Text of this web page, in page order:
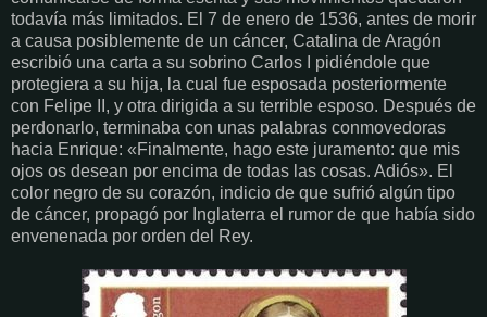
todavía más limitados. El 7 de enero de 1536, antes de morir
a causa posiblemente de un cáncer, Catalina de Aragón
escribió una carta a su sobrino Carlos I pidiéndole que
protegiera a su hija, la cual fue esposada posteriormente
con Felipe II, y otra dirigida a su terrible esposo. Después de
perdonarlo, terminaba con unas palabras conmovedoras
hacia Enrique: «Finalmente, hago este juramento: que mis
ojos os desean por encima de todas las cosas. Adiós». El
color negro de su corazón, indicio de que sufrió algún tipo
de cáncer, propagó por Inglaterra el rumor de que había sido
envenenada por orden del Rey.